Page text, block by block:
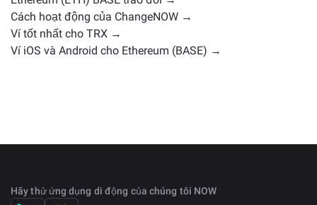
Cách hoạt động của ChangeNOW →
Ví tốt nhất cho TRX →
Ví iOS và Android cho Ethereum (BASE) →
Hãy thử ứng dụng di động của chúng tôi NOW